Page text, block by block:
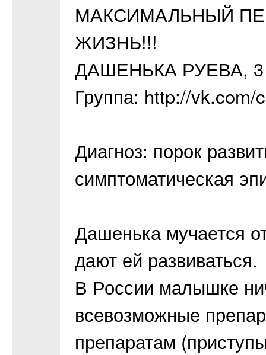
МАКСИМАЛЬНЫЙ
ЖИЗНЬ!!!
ДАШЕНЬКА РУЕВА, 3
Группа: http://vk.com/
Диагноз: порок
симптоматическая
Дашенька мучается
дают ей развиваться.
В России малышке
всевозможные
препаратам